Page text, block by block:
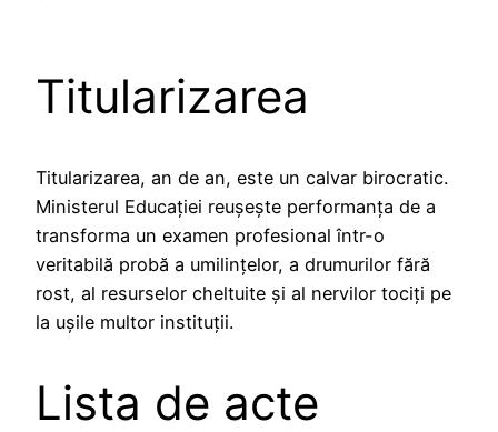
Titularizarea
Titularizarea, an de an, este un calvar birocratic.
Ministerul Educației reușește performanța de a
transforma un examen profesional într-o
veritabilă probă a umilințelor, a drumurilor fără
rost, al resurselor cheltuite și al nervilor tociți pe
la ușile multor instituții.
Lista de acte